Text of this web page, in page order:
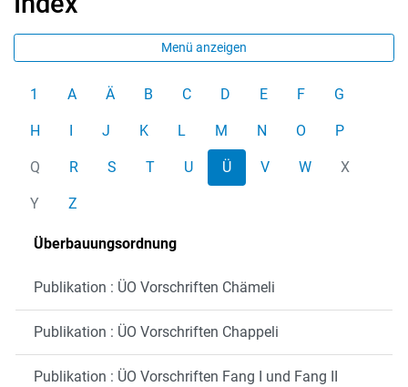
Menü anzeigen
1 A Ä B C D E F G
H J K L M N O P
Q R S T U Ü V W X
Y Z
Überbauungsordnung
Publikation : ÜO Vorschriften Chämeli
Publikation : ÜO Vorschriften Chappeli
Publikation : ÜO Vorschriften Fang I und Fang II